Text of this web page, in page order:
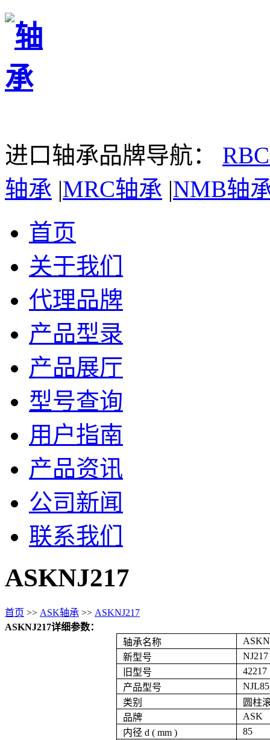
进口轴承品牌导航：
轴承 |MRC轴承 |NMB轴
首页
关于我们
代理品牌
产品型录
产品展厅
型号查询
用户指南
产品资讯
公司新闻
联系我们
ASKNJ217
首页 >> ASK轴承 >> ASKNJ217
ASKNJ217详细参数：
轴承名称
新型号
NJ217
旧型号
42217
产品型号
NJL85
类别
圆柱
品牌
ASK
内径 d ( mm )
85